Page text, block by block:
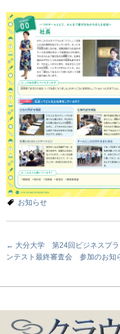
お知らせ
投
稿
ビ
ー
← 大分大学 第24回ビジネスプラ
ンテスト最終審査会 参加のお知